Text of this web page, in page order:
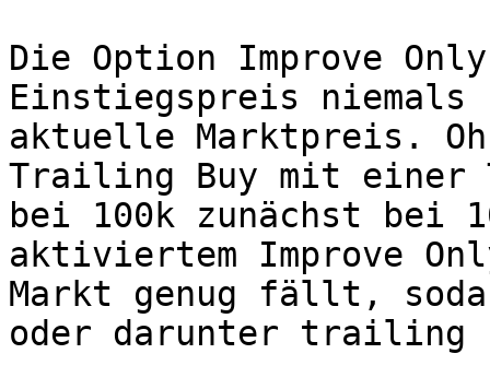
Die Option Improve
Einstiegspreis
aktuelle Marktpreis.
Trailing Buy mit einer
bei 100k zunächst bei
aktiviertem Improve
Markt genug fällt,
oder darunter trailing